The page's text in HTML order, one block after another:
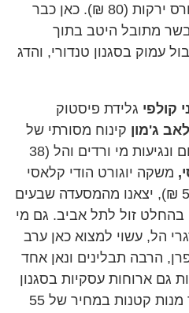
כנפי עוף, שתי יחידות דג פאקורס, ארבע יחידות פאקורס ירקות (80 ₪). כאן כבר
מתובל היטב בתוך
עמוק בסגנון טנדורי, והדג
קולפי גלידת פיסטוק
ג'מון קינוח מסורתי של
כדורי גבינה ביתית מבושלים ומוגשים בסירופ סוכר חם ונגיעות מי ורדים והל (38
משקה יוגורט הודי קלאסי
טקילה, ליים, מנטה, סוכר, סודה (54 ₪), יצאנו מהמסעדה שבעים
זול לתל אביב. גם מי
הל, עשוי למצוא כאן ערב
הרבה תבלינים ונאן אחד
גם ארוחות עסקיות בסגנון
"טאלי" – צמחוני או בשרי במחיר של 82 שקלים, לצד מנות קטנות במחיר של 55